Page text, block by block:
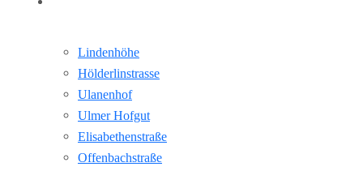
Lindenhöhe
Hölderlinstrasse
Ulanenhof
Ulmer Hofgut
Elisabethenstraße
Offenbachstraße